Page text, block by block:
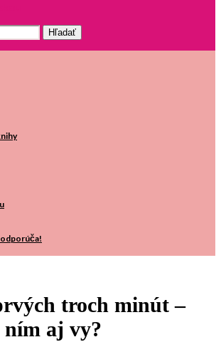
odporúča!
troch minút –
ním aj vy?